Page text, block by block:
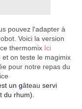
pouvez l'adapter à
Voici la version
thermomix Ici
on teste le magimix
pour notre repas du
un gâteau servi
du rhum).